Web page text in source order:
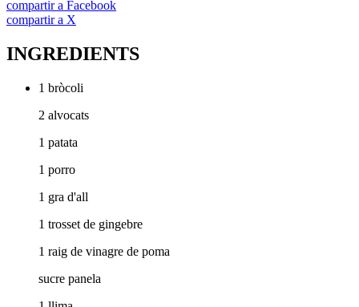
compartir a Facebook
compartir a X
INGREDIENTS
1 bròcoli
2 alvocats
1 patata
1 porro
1 gra d'all
1 trosset de gingebre
1 raig de vinagre de poma
sucre panela